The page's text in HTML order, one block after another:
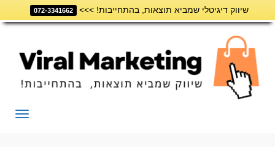
שיווק דיגיטלי שמביא תוצאות, בהתחייבות! >>> 072-3341662
לתוכן